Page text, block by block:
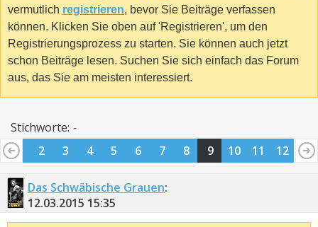
vermutlich registrieren, bevor Sie Beiträge verfassen
können. Klicken Sie oben auf 'Registrieren', um den
Registrierungsprozess zu starten. Sie können auch jetzt
schon Beiträge lesen. Suchen Sie sich einfach das Forum
aus, das Sie am meisten interessiert.
Stichworte: -
1
2 3 4 5 6 7 8 9 10 11 12
Das Schwäbische Grauen:
12.03.2015 15:35